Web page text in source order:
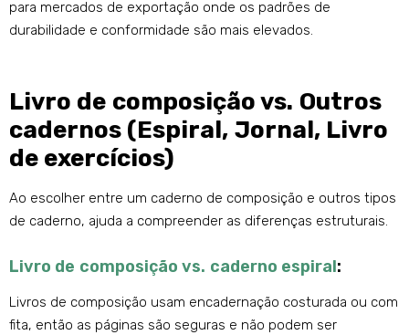
para mercados de exportação onde os padrões de
durabilidade e conformidade são mais elevados.
Livro de composição vs. Outros
cadernos (Espiral, Jornal, Livro
de exercícios)
Ao escolher entre um caderno de composição e outros tipos
de caderno, ajuda a compreender as diferenças estruturais.
Livro de composição vs. caderno espiral:
Livros de composição usam encadernação costurada ou com
fita, então as páginas são seguras e não podem ser